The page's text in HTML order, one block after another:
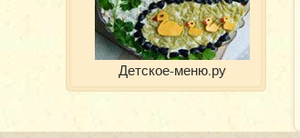
Детское-меню.ру